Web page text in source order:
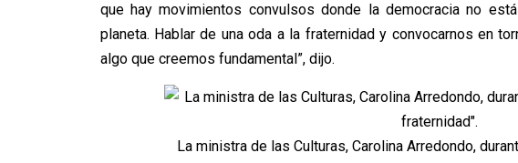
que hay movimientos convulsos donde la democracia no
planeta. Hablar de una oda a la fraternidad y convocarnos en
algo que creemos fundamental”, dijo.
La ministra de las Culturas, Carolina Arredondo,